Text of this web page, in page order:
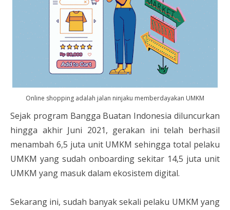
Online shopping adalah jalan ninjaku memberdayakan UMKM
Sejak program Bangga Buatan Indonesia diluncurkan
hingga akhir Juni 2021, gerakan ini telah berhasil
menambah 6,5 juta unit UMKMsehingga total pelaku
UMKM yang sudah onboarding sekitar 14,5 juta unit
UMKM yang masuk dalam ekosistem digital.
Sekarang ini, sudah banyak sekali pelaku UMKM yang